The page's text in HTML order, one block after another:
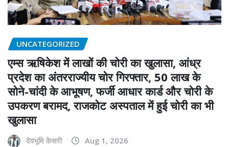
UNCATEGORIZED
एम्स ऋषिकेश में लाखों की चोरी का खुलासा, आंध्र
प्रदेश का अंतरराज्यीय चोर गिरफ्तार, 50 लाख के
सोने-चांदी के आभूषण, फर्जी आधार कार्ड और चोरी के
उपकरण बरामद, राजकोट अस्पताल में हुई चोरी का भी
खुलासा
देवभूमि केसरी Aug 1, 2026